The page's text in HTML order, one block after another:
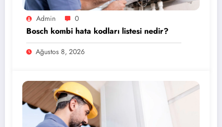
Admin 0
Bosch kombi hata kodları listesi nedir?
Ağustos 8, 2026